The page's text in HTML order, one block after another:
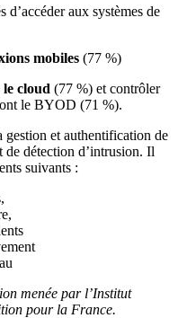
d’accéder aux systèmes de
mobiles (77 %)
le cloud (77 %) et contrôler
le BYOD (71 %).
gestion et authentification de
de détection d’intrusion. Il
suivants :
menée par l’Institut
pour la France.